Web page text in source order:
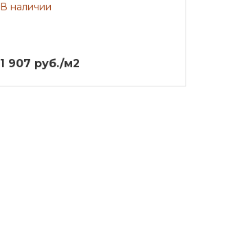
В наличии
1 907 руб./м2